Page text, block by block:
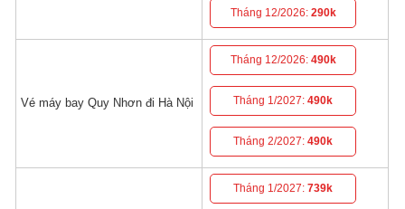
Tháng 12/2026: 290k
Vé máy bay Quy Nhơn đi Hà Nội
Tháng 12/2026: 490k
Tháng 1/2027:490k
Tháng 2/2027:490k
Tháng 1/2027:739k